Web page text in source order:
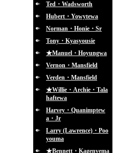
Ted・Wadsworth
Hubert・Yowytewa
Norman・Honie・Sr
Tony・Kyasyousie
★Manuel・Hoyungwa
Vernon・Mansfield
Verden・Mansfield
★Willie・Archie・Tala
haftewa
Harvey・Quanimptew
a・Jr
Larry (Lawrence)・Poo
youma
★Bennett・Kagenvema